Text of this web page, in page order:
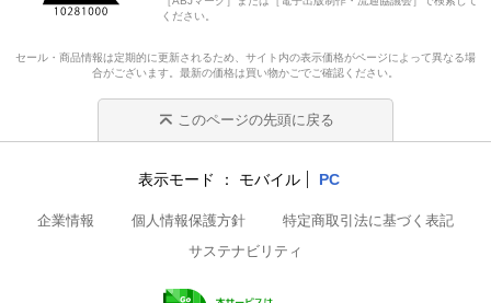
ください。
セール・商品情報は定期的に更新されるため、サイト内の表示価格がページによって異なる場
合がございます。最新の価格は買い物かごでご確認ください。
このページの先頭に戻る
表示モード モバイル PC
企業情報 個人情報保護方針
特定商取引法に基づく表記
サステナビリティ